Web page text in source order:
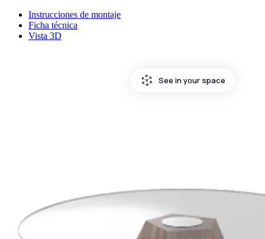
Instrucciones de montaje
Ficha técnica
Vista 3D